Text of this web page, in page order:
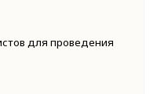
для проведения